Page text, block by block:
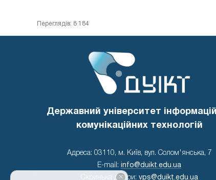
Переглядів: 8 184
Державний університет
комунікаційних технологій
Адреса: 03110, м. Київ, вул. Солом'янська, 7
E-mail:
info@duikt.edu.ua
Скринька довіри: vps@duikt.edu.ua
×